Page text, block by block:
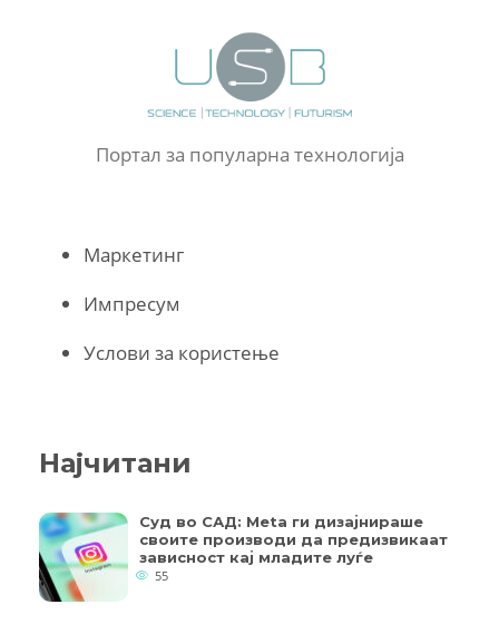
Портал за популарна технологија
Маркетинг
Импресум
Услови за користење
Најчитани
Суд во САД: Meta ги дизајнираше
своите производи да предизвикаат
зависност кај младите луѓе
55